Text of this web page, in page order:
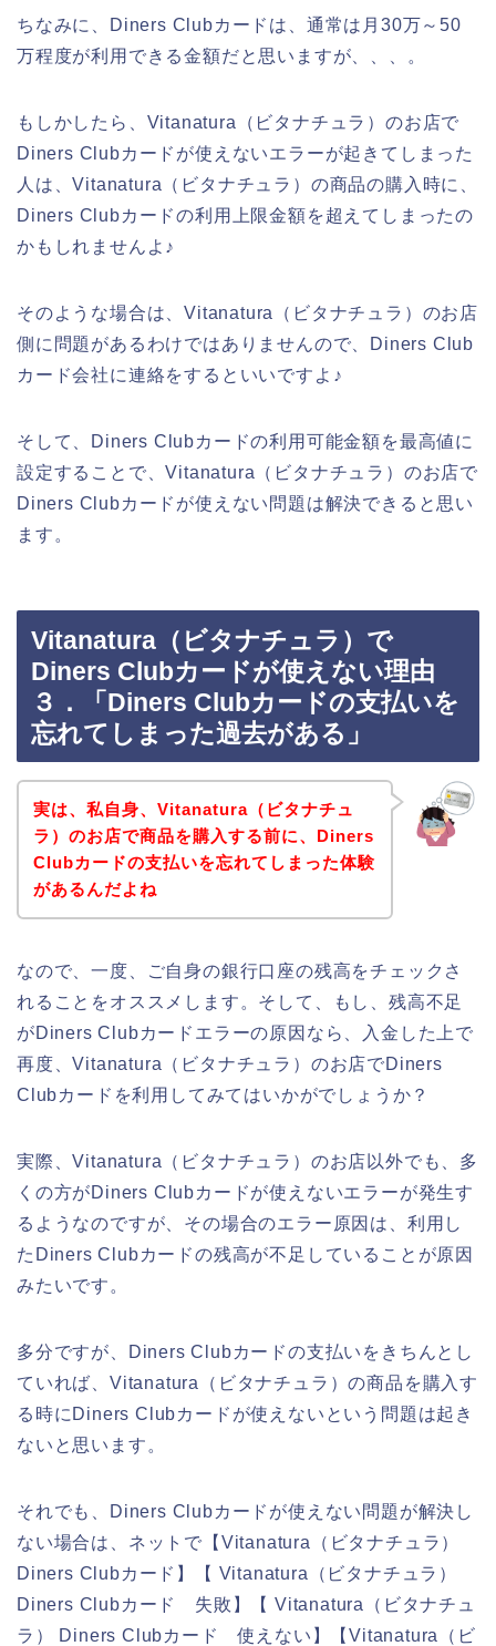
ちなみに、Diners Clubカードは、通常は月30万～50
万程度が利用できる金額だと思いますが、、、。
もしかしたら、Vitanatura（ビタナチュラ）のお店で
Diners Clubカードが使えないエラーが起きてしまった
人は、Vitanatura（ビタナチュラ）の商品の購入時に、
Diners Clubカードの利用上限金額を超えてしまったの
かもしれませんよ♪
そのような場合は、Vitanatura（ビタナチュラ）のお店
側に問題があるわけではありませんので、Diners Club
カード会社に連絡をするといいですよ♪
そして、Diners Clubカードの利用可能金額を最高値に
設定することで、Vitanatura（ビタナチュラ）のお店で
Diners Clubカードが使えない問題は解決できると思い
ます。
Vitanatura（ビタナチュラ）で
Diners Clubカードが使えない理由
３．「Diners Clubカードの支払いを
忘れてしまった過去がある」
実は、私自身、Vitanatura（ビタナチュ
ラ）のお店で商品を購入する前に、Diners
Clubカードの支払いを忘れてしまった体験
があるんだよね
なので、一度、ご自身の銀行口座の残高をチェックさ
れることをオススメします。そして、もし、残高不足
がDiners Clubカードエラーの原因なら、入金した上で
再度、Vitanatura（ビタナチュラ）のお店でDiners
Clubカードを利用してみてはいかがでしょうか？
実際、Vitanatura（ビタナチュラ）のお店以外でも、多
くの方がDiners Clubカードが使えないエラーが発生す
るようなのですが、その場合のエラー原因は、利用し
たDiners Clubカードの残高が不足していることが原因
みたいです。
多分ですが、Diners Clubカードの支払いをきちんとし
ていれば、Vitanatura（ビタナチュラ）の商品を購入す
る時にDiners Clubカードが使えないという問題は起き
ないと思います。
それでも、Diners Clubカードが使えない問題が解決し
ない場合は、ネットで【Vitanatura（ビタナチュラ）
Diners Clubカード】【 Vitanatura（ビタナチュラ）
Diners Clubカード 失敗】【 Vitanatura（ビタナチュ
ラ） Diners Clubカード 使えない】【Vitanatura（ビ